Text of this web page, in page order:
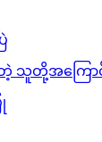
သူတို့အကြော